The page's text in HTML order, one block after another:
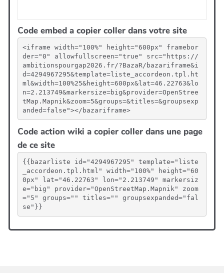
Code embed a copier coller dans votre site
<iframe width="100%" height="600px" framebor
der="0" allowfullscreen="true" src="https://
ambitionspourgap2026.fr/?BazaR/bazariframe&i
d=4294967295&template=liste_accordeon.tpl.ht
ml&width=100%25&height=600px&lat=46.22763&lo
n=2.213749&markersize=big&provider=OpenStree
tMap.Mapnik&zoom=5&groups=&titles=&groupsexp
anded=false"></bazariframe>
Code action wiki a copier coller dans une page
de ce site
{{bazarliste id="4294967295" template="liste
_accordeon.tpl.html" width="100%" height="60
0px" lat="46.22763" lon="2.213749" markersiz
e="big" provider="OpenStreetMap.Mapnik" zoom
="5" groups="" titles="" groupsexpanded="fal
se"}}